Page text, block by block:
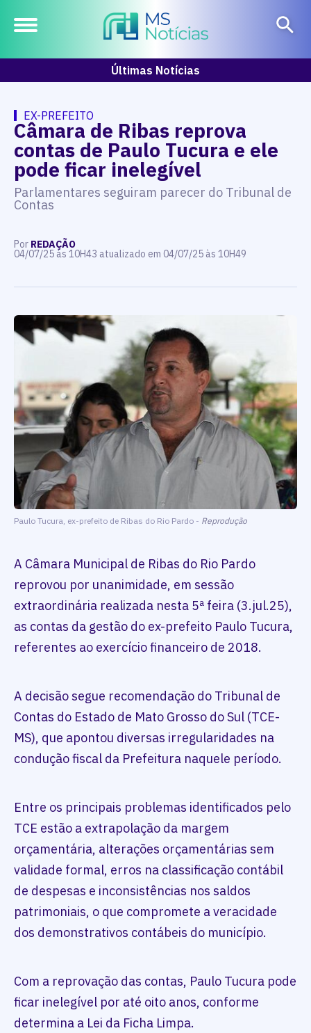
Últimas Notícias
EX-PREFEITO
Câmara de Ribas reprova
contas de Paulo Tucura e ele
pode ficar inelegível
Parlamentares seguiram parecer do Tribunal de
Contas
Por REDAÇÃO
04/07/25 às 10H43 atualizado em 04/07/25 às 10H49
Paulo Tucura, ex-prefeito de Ribas do Rio Pardo - Reprodução
A Câmara Municipal de Ribas do Rio Pardo
reprovou por unanimidade, em sessão
extraordinária realizada nesta 5ª feira (3.jul.25),
as contas da gestão do ex-prefeito Paulo Tucura,
referentes ao exercício financeiro de 2018.
A decisão segue recomendação do Tribunal de
Contas do Estado de Mato Grosso do Sul (TCE-
MS), que apontou diversas irregularidades na
condução fiscal da Prefeitura naquele período.
Entre os principais problemas identificados pelo
TCE estão a extrapolação da margem
orçamentária, alterações orçamentárias sem
validade formal, erros na classificação contábil
de despesas e inconsistências nos saldos
patrimoniais, o que compromete a veracidade
dos demonstrativos contábeis do município.
Com a reprovação das contas, Paulo Tucura pode
ficar inelegível por até oito anos, conforme
determina a Lei da Ficha Limpa.